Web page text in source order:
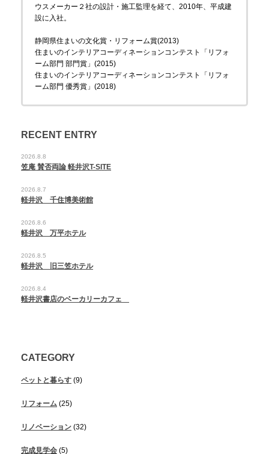
ウスメーカー２社の設計・施工監理を経て、2010年、平成建
設に入社。
静岡県住まいの文化賞・リフォーム賞(2013)
住まいのインテリアコーディネーションコンテスト「リフォ
ーム部門 部門賞」(2015)
住まいのインテリアコーディネーションコンテスト「リフォ
ーム部門 優秀賞」(2018)
RECENT ENTRY
2026.8.8
笠庵 賛否両論 軽井沢T-SITE
2026.8.7
軽井沢 千住博美術館
2026.8.6
軽井沢 万平ホテル
2026.8.5
軽井沢 旧三笠ホテル
2026.8.4
軽井沢書店のベーカリーカフェ
CATEGORY
ペットと暮らす (9)
リフォーム (25)
リノベーション (32)
完成見学会 (5)